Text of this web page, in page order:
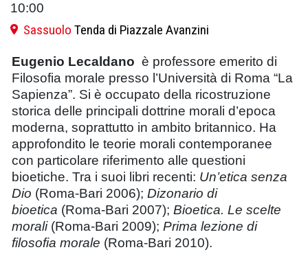
10:00
Sassuolo Tenda di Piazzale Avanzini
Eugenio Lecaldano è professore emerito di
Filosofia morale presso l’Università di Roma “La
Sapienza”. Si è occupato della ricostruzione
storica delle principali dottrine morali d’epoca
moderna, soprattutto in ambito britannico. Ha
approfondito le teorie morali contemporanee
con particolare riferimento alle questioni
bioetiche. Tra i suoi libri recenti: Un’etica senza
Dio (Roma-Bari 2006); Dizonario di
bioetica (Roma-Bari 2007); Bioetica. Le scelte
morali(Roma-Bari 2009); Prima lezione di
filosofia morale (Roma-Bari 2010).